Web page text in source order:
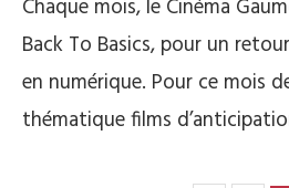
Chaque mois, le Cinéma
Back To Basics, pour un
en numérique. Pour ce mois
thématique films